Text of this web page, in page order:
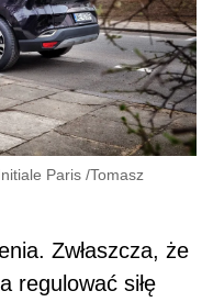
Paris /Tomasz
Zwłaszcza, że
regulować siłę